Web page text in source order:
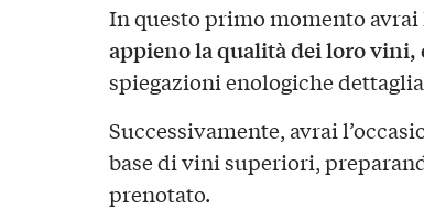
In questo primo momento
appieno la qualità dei loro vini,
spiegazioni enologiche
Successivamente, avrai
base di vini superiori,
prenotato.